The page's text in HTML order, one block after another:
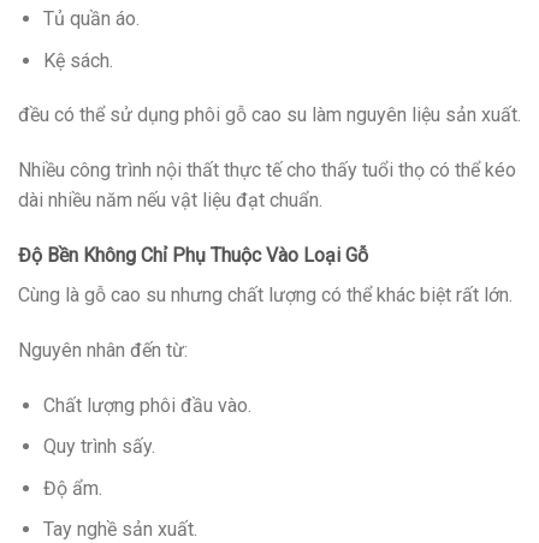
Tủ quần áo.
Kệ sách.
đều có thể sử dụng phôi gỗ cao su làm nguyên liệu sản xuất.
Nhiều công trình nội thất thực tế cho thấy tuổi thọ có thể kéo
dài nhiều năm nếu vật liệu đạt chuẩn.
Độ Bền Không Chỉ Phụ Thuộc Vào Loại Gỗ
Cùng là gỗ cao su nhưng chất lượng có thể khác biệt rất lớn.
Nguyên nhân đến từ:
Chất lượng phôi đầu vào.
Quy trình sấy.
Độ ẩm.
Tay nghề sản xuất.